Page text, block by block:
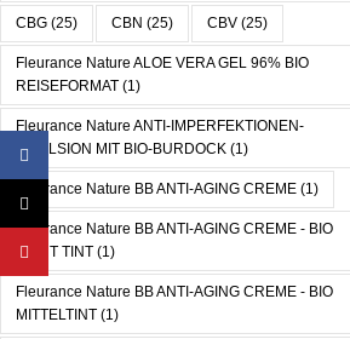
CBG (25) CBN (25) CBV (25)
Fleurance Nature ALOE VERA GEL 96% BIO
REISEFORMAT (1)
Fleurance Nature ANTI-IMPERFEKTIONEN-
EMULSION MIT BIO-BURDOCK (1)
Fleurance Nature BB ANTI-AGING CREME (1)
Fleurance Nature BB ANTI-AGING CREME - BIO
LIGHT TINT (1)
Fleurance Nature BB ANTI-AGING CREME - BIO
MITTELTINT (1)
Facebook
X
YouTube